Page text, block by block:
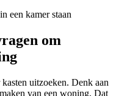
om
uitzoeken. Denk aan
van een woning. Dat